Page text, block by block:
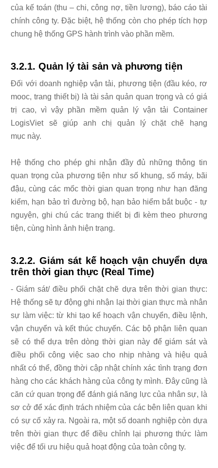
của kế toán (thu – chi, công nợ, tiền lương), báo cáo tài
chính công ty. Đặc biệt, hệ thống còn cho phép tích hợp
chung hệ thống GPS hành trình vào phần mềm.
3.2.1. Quản lý tài sản và phương tiện
Đối với doanh nghiệp vận tải, phương tiện (đầu kéo, rơ
mooc, trang thiết bị) là tài sản quản quan trọng và có giá
trị cao, vì vậy phần mềm quản lý vận tải Container
LogisViet sẽ giúp anh chị quản lý chặt chẽ hạng
mục này.
Hệ thống cho phép ghi nhận đầy đủ những thông tin
quan trọng của phương tiện như số khung, số máy, bãi
đậu, cùng các mốc thời gian quan trọng như hạn đăng
kiểm, hạn bảo trì đường bộ, hạn bảo hiểm bắt buộc - tự
nguyện, ghi chú các trang thiết bị đi kèm theo phương
tiện, cùng hình ảnh hiện trạng.
3.2.2. Giám sát kế hoạch vận chuyển dựa
trên thời gian thực (Real Time)
- Giám sát/ điều phối chặt chẽ dựa trên thời gian thực:
Hệ thống sẽ tự động ghi nhận lại thời gian thực mà nhân
sự làm việc: từ khi tạo kế hoạch vận chuyển, điều lệnh,
vận chuyển và kết thúc chuyến. Các bộ phận liên quan
sẽ có thể dựa trên dòng thời gian này để giám sát và
điều phối công việc sao cho nhịp nhàng và hiệu quả
nhất có thể, đồng thời cập nhật chính xác tình trạng đơn
hàng cho các khách hàng của công ty mình. Đây cũng là
căn cứ quan trọng để đánh giá năng lực của nhân sự, là
sơ cở để xác định trách nhiệm của các bên liên quan khi
có sự cố xảy ra. Ngoài ra, một số doanh nghiệp còn dựa
trên thời gian thực để điều chỉnh lại phương thức làm
việc để tối ưu hiệu quả hoạt động của toàn công ty.